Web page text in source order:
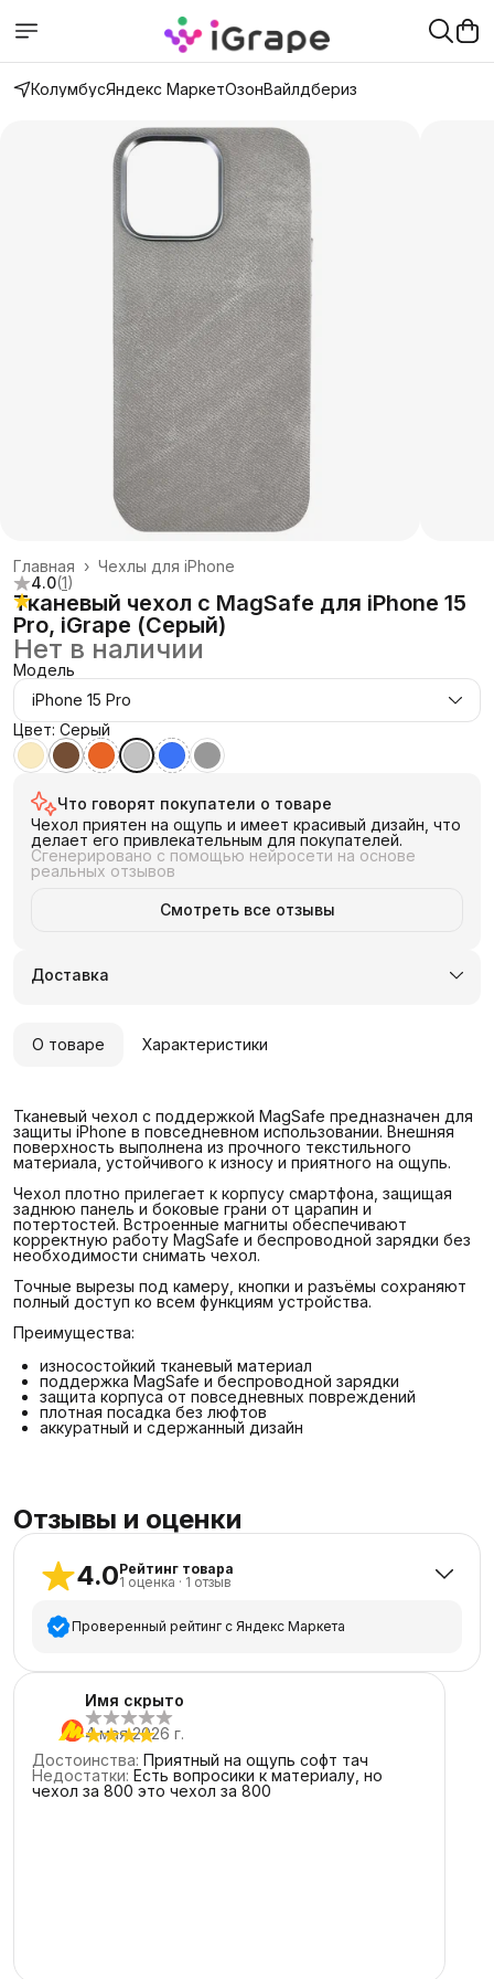
КолумбусЯндекс МаркетОзонВайлдбериз
Чехлы для iPhone
Главная ›
4.0(1)
Тканевый чехол с MagSafe для iPhone 15
Pro, iGrape (Серый)
Нет в наличии
Модель
iPhone 15 Pro
Цвет: Серый
Что говорят покупатели о товаре
Чехол приятен на ощупь и имеет красивый дизайн, что
делает его привлекательным для покупателей.
Сгенерировано с помощью нейросети на основе
реальных отзывов
Смотреть все отзывы
Доставка
О товаре Характеристики
Тканевый чехол с поддержкой MagSafe предназначен для
защиты iPhone в повседневном использовании. Внешняя
поверхность выполнена из прочного текстильного
материала, устойчивого к износу и приятного на ощупь.
Чехол плотно прилегает к корпусу смартфона, защищая
заднюю панель и боковые грани от царапин и
потертостей. Встроенные магниты обеспечивают
корректную работу MagSafe и беспроводной зарядки без
необходимости снимать чехол.
Точные вырезы под камеру, кнопки и разъёмы сохраняют
полный доступ ко всем функциям устройства.
Преимущества:
износостойкий тканевый материал
поддержка MagSafe и беспроводной зарядки
защита корпуса от повседневных повреждений
плотная посадка без люфтов
аккуратный и сдержанный дизайн
Отзывы и оценки
4.0Рейтинг товара
1 оценка · 1 отзыв
Проверенный рейтинг с Яндекс Маркета
5 звёзд
0
звезды
звезды
2 звезды
1 звезда
Имя скрыто
4 мая 2026 г.
Достоинства: Приятный на ощупь софт тач
Недостатки: Есть вопросики к материалу, но
чехол за 800 это чехол за 800